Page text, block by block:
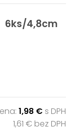
6ks/4,8cm
1,98 € s DPH
1,61 € bez DPH